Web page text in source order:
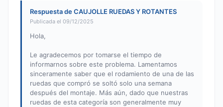
Respuesta de CAUJOLLE RUEDAS Y ROTANTES
Publicada el 09/12/2025
Hola,
Le agradecemos por tomarse el tiempo de
informarnos sobre este problema. Lamentamos
sinceramente saber que el rodamiento de una de las
ruedas que compró se soltó solo una semana
después del montaje. Más aún, dado que nuestras
ruedas de esta categoría son generalmente muy